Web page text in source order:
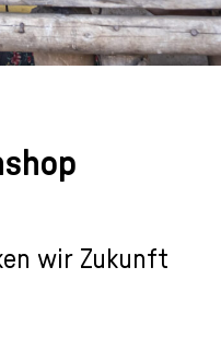
wir Zukunft